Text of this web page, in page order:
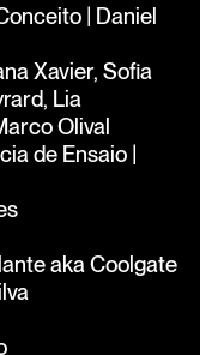
| Daniel
Xavier, Sofia
Lia
Olival
de Ensaio |
aka Coolgate